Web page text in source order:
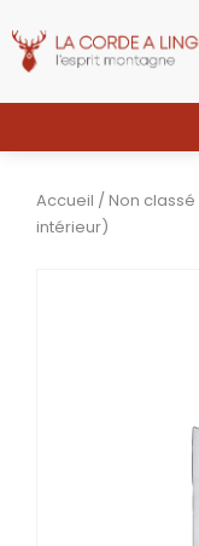
Accueil / Non classé
intérieur)